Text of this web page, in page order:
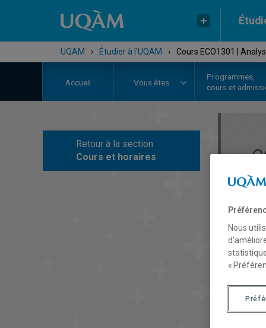
UQAM › Étudier à l'UQAM › Cours ECO1301 |
Accueil Vous êtes
Programmes,
cours et
Retour à la section
Cours et horaires
Nous
«